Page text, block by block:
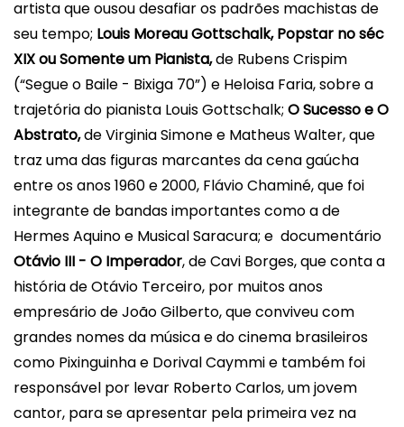
artista que ousou desafiar os padrões machistas de
seu tempo; Louis Moreau Gottschalk, Popstar no séc
XIX ou Somente um Pianista,de Rubens Crispim
(“Segue o Baile - Bixiga 70”) e Heloisa Faria, sobre a
trajetória do pianista Louis Gottschalk; O Sucesso e O
Abstrato,deVirginia Simone e Matheus Walter, que
traz uma das figuras marcantes da cena gaúcha
entre os anos 1960 e 2000, Flávio Chaminé, que foi
integrante de bandas importantes como a de
Hermes Aquino e Musical Saracura; e documentário
Otávio III - O Imperador, de Cavi Borges, que conta a
história de Otávio Terceiro, por muitos anos
empresário de João Gilberto, que conviveu com
grandes nomes da música e do cinema brasileiros
como Pixinguinha e Dorival Caymmi e também foi
responsável por levar Roberto Carlos, um jovem
cantor, para se apresentar pela primeira vez na